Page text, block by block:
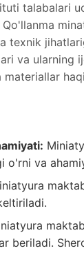
talabalari
texnik
va ularning
o'rni va
beriladi.